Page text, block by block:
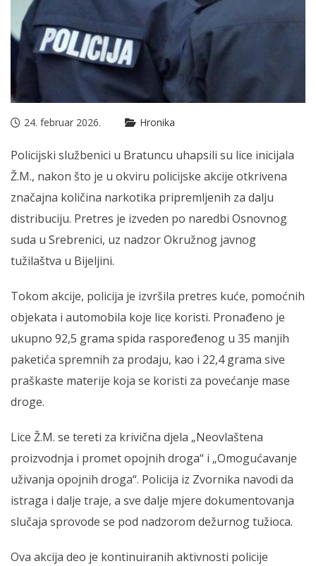
24. februar 2026. Hronika
Policijski službenici u Bratuncu uhapsili su lice inicijala
Ž.M., nakon što je u okviru policijske akcije otkrivena
značajna količina narkotika pripremljenih za dalju
distribuciju. Pretres je izveden po naredbi Osnovnog
suda u Srebrenici, uz nadzor Okružnog javnog
tužilaštva u Bijeljini.
Tokom akcije, policija je izvršila pretres kuće, pomoćnih
objekata i automobila koje lice koristi. Pronađeno je
ukupno 92,5 grama spida raspoređenog u 35 manjih
paketića spremnih za prodaju, kao i 22,4 grama sive
praškaste materije koja se koristi za povećanje mase
droge.
Lice Ž.M. se tereti za krivična djela „Neovlaštena
proizvodnja i promet opojnih droga“ i „Omogućavanje
uživanja opojnih droga“. Policija iz Zvornika navodi da
istraga i dalje traje, a sve dalje mjere dokumentovanja
slučaja sprovode se pod nadzorom dežurnog tužioca.
Ova akcija deo je kontinuiranih aktivnosti policije